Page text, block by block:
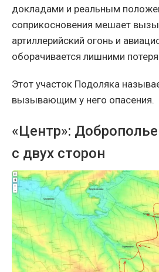
докладами и реальным
соприкосновения мешает
артиллерийский огонь и
оборачивается лишними
Этот участок Подоляка
вызывающим у него опасения.
«Центр»:
с двух сторон